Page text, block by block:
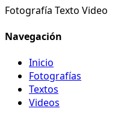
Fotografía Texto Video
Navegación
Inicio
Fotografías
Textos
Videos